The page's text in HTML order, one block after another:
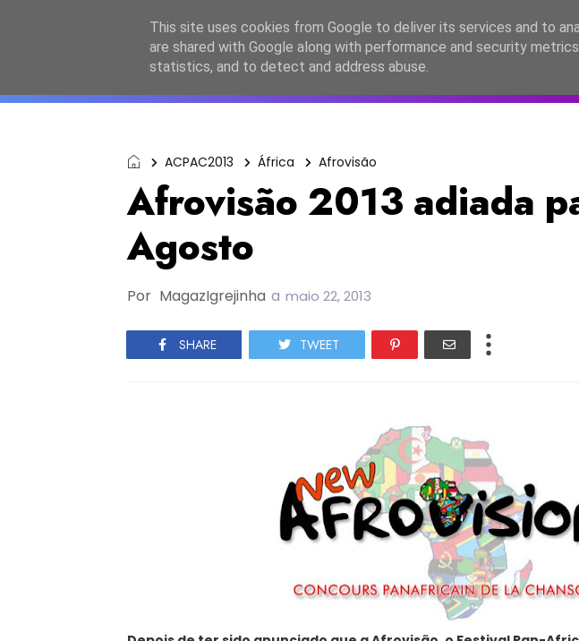
ESC2027 JESC2026 FC2026 EASC2026
ACPAC2013 África Afrovisão
Afrovisão 2013 adiada
Agosto
Por MagazIgrejinha a maio 22, 2013
SHARE TWEET
This site uses cookies from Google to deliver its services and to
are shared with Google along with performance and security
statistics, and to detect and address abuse.